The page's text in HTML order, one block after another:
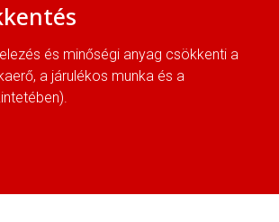
és minőségi anyag csökkenti a
a járulékos munka és a